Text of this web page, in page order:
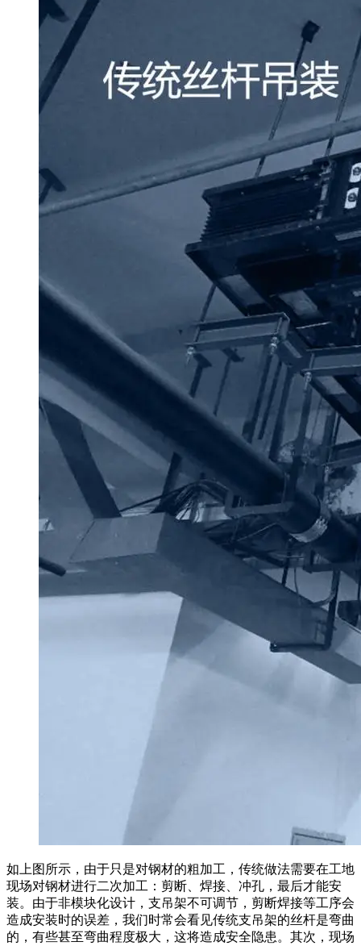
如上图所示，由于只是对钢材的粗加工，传统做法需要在工地
现场对钢材进行二次加工：剪断、焊接、冲孔，最后才能安
装。由于非模块化设计，支吊架不可调节，剪断焊接等工序会
造成安装时的误差，我们时常会看见传统支吊架的丝杆是弯曲
的，有些甚至弯曲程度极大，这将造成安全隐患。其次，现场